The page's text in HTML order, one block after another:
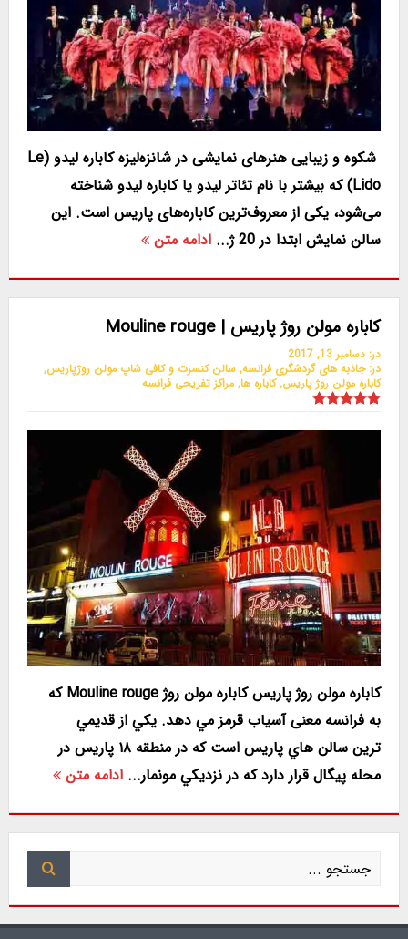
شکوه و زیبایی هنرهای نمایشی در شانزه‌لیزه کاباره لیدو (Le
Lido) که بیشتر با نام تئاتر لیدو یا کاباره لیدو شناخته
می‌شود، یکی از معروف‌ترین کاباره‌های پاریس است. این
سالن نمایش ابتدا در 20 ژ...
ادامه متن
کاباره مولن روژ پاریس | Mouline rouge
در: دسامبر 13, 2017
در:جاذبه های گردشگری فرانسه, سالن کنسرت و کافی شاپ مولن روژپاریس,
کاباره مولن روژ پاریس,کاباره ها, مراکز تفریحی فرانسه
کاباره مولن روژ پاریس کاباره مولن روژ Mouline rouge که
به فرانسه معنی آسیاب قرمز مي دهد. يكي از قديمي
ترين سالن هاي پاریس است که در منطقه ۱۸ پاریس در
محله پیگال قرار دارد كه در نزديكي مونمار... ادامه متن